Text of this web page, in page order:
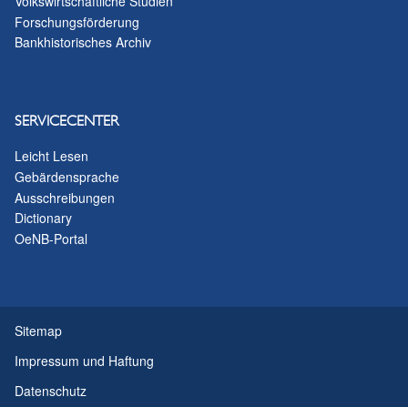
Forschungsförderung
Bankhistorisches Archiv
SERVICECENTER
Leicht Lesen
Gebärdensprache
Ausschreibungen
Dictionary
OeNB-Portal
Sitemap
Impressum und Haftung
Datenschutz